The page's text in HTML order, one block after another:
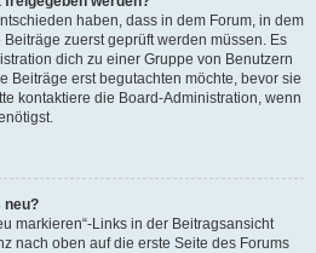
haben, dass in dem Forum, in dem
zuerst geprüft werden müssen. Es
dich zu einer Gruppe von Benutzern
Beiträge erst begutachten möchte, bevor sie
kontaktiere die Board-Administration, wenn
neu?
markieren“-Links in der Beitragsansicht
nach oben auf die erste Seite des Forums